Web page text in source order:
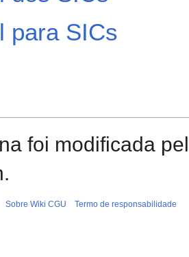
para SICs
foi modificada
Sobre Wiki CGU Termo de responsabilidade